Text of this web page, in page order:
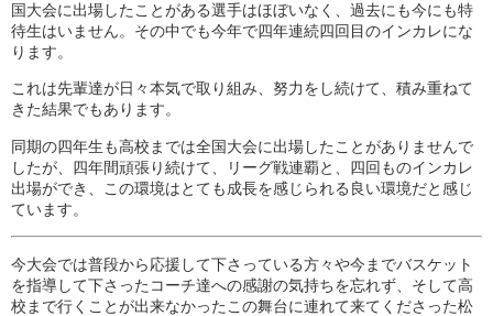
国大会に出場したことがある選手はほぼいなく、過去にも今にも特
待生はいません。その中でも今年で四年連続四回目のインカレにな
ります。
これは先輩達が日々本気で取り組み、努力をし続けて、積み重ねて
きた結果でもあります。
同期の四年生も高校までは全国大会に出場したことがありませんで
したが、四年間頑張り続けて、リーグ戦連覇と、四回ものインカレ
出場ができ、この環境はとても成長を感じられる良い環境だと感じ
ています。
今大会では普段から応援して下さっている方々や今までバスケット
を指導して下さったコーチ達への感謝の気持ちを忘れず、そして高
校まで行くことが出来なかったこの舞台に連れて来てくださった松